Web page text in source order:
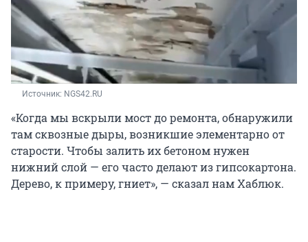
Источник: NGS42.RU
«Когда мы вскрыли мост до ремонта, обнаружили
там сквозные дыры, возникшие элементарно от
старости. Чтобы залить их бетоном нужен
нижний слой — его часто делают из гипсокартона.
Дерево, к примеру, гниет», — сказал нам Хаблюк.